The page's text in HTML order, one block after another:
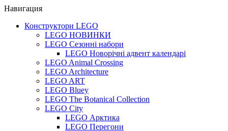
Навигация
Конструктори LEGO
LEGO НОВИНКИ
LEGO Сезонні набори
LEGO Новорічні адвент календарі
LEGO Animal Crossing
LEGO Architecture
LEGO ART
LEGO Bluey
LEGO The Botanical Collection
LEGO City
LEGO Арктика
LEGO Перегони